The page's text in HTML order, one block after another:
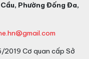
Phường Đống Đa,
Cơ quan cấp Sở